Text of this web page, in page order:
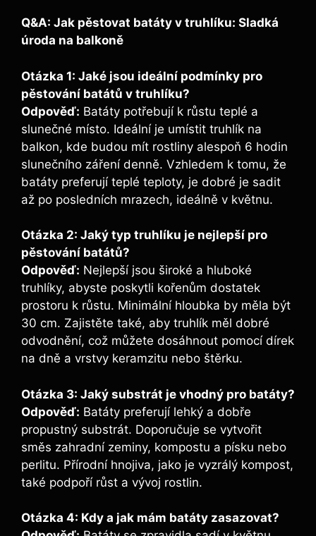
Q&A: Jak pěstovat batáty v truhlíku: Sladká⁣
úroda na balkoně
Otázka 1: Jaké⁤ jsou ideální podmínky ⁣pro
pěstování batátů v truhlíku?
Odpověď: Batáty⁤ potřebují k ⁣růstu teplé a
slunečné ⁢místo. Ideální je umístit truhlík na
balkon, kde budou mít rostliny alespoň 6 ⁤hodin
slunečního​ záření denně. Vzhledem k tomu, že
batáty preferují teplé teploty, je dobré‌ je sadit
až po ‌posledních mrazech, ideálně v květnu.
Otázka 2: Jaký typ truhlíku je ⁤nejlepší pro
pěstování​ batátů?
Odpověď: Nejlepší jsou široké a hluboké
truhlíky, abyste poskytli kořenům dostatek
prostoru k růstu.‌ Minimální hloubka by měla být
30 cm. Zajistěte také, aby ​truhlík měl dobré
odvodnění, což můžete⁣ dosáhnout pomocí dírek
⁢na dně⁣ a vrstvy keramzitu nebo štěrku.
Otázka 3: ​Jaký substrát ‌je vhodný pro batáty?
Odpověď: ​Batáty preferují lehký a⁤ dobře
propustný substrát. Doporučuje se vytvořit
směs zahradní zeminy, kompostu a písku‍ nebo
perlitu. Přírodní hnojiva, jako je vyzrálý kompost,​
také podpoří ‍růst a vývoj rostlin.
Otázka 4: Kdy a ‍jak mám batáty zasazovat?